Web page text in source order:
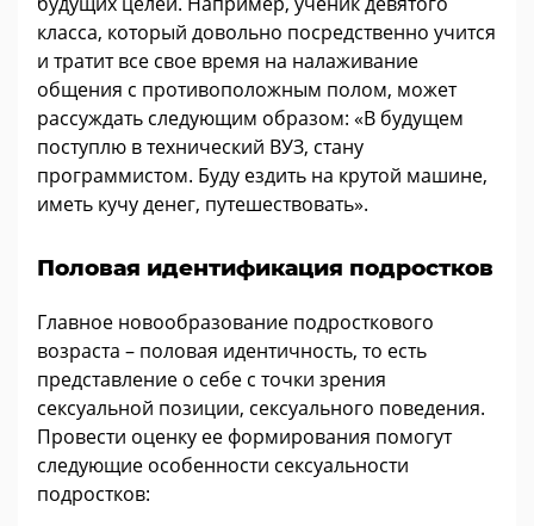
класса, который довольно посредственно учится
и тратит все свое время на налаживание
общения с противоположным полом, может
рассуждать следующим образом: «В будущем
поступлю в технический ВУЗ, стану
программистом. Буду ездить на крутой машине,
иметь кучу денег, путешествовать».
Половая идентификация подростков
Главное новообразование подросткового
возраста – половая идентичность, то есть
представление о себе с точки зрения
сексуальной позиции, сексуального поведения.
Провести оценку ее формирования помогут
следующие особенности сексуальности
подростков: